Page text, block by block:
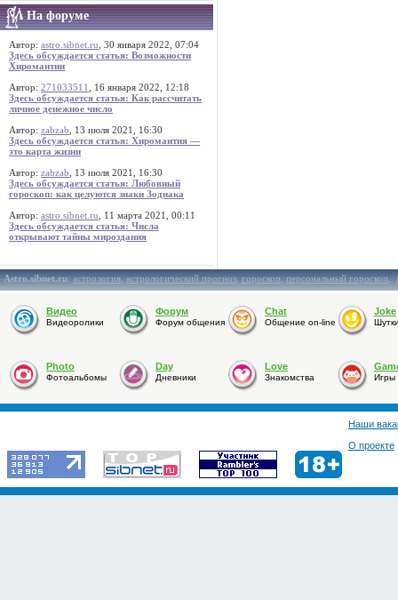
На форуме
Автор: astro.sibnet.ru , 30 января 2022, 07:04
Здесь обсуждается статья: Возможности
Хиромантии
Автор: 271033511
, 16 января 2022, 12:18
Здесь обсуждается статья: Как рассчитать
личное денежное число
Автор: zabzab , 13 июля 2021, 16:30
Здесь обсуждается статья: Хиромантия —
это карта жизни
Автор: zabzab , 13 июля 2021, 16:30
Здесь обсуждается статья: Любовный
гороскоп: как целуются знаки Зодиака
Автор: astro.sibnet.ru , 11 марта 2021, 00:11
Здесь обсуждается статья: Числа
открывают тайны мироздания
Astro.sibnet.ru:астрология,астрологический прогноз,гороскоп,персональный гороскоп,
Видео
Видеоролики
Форум
Форум общения
Chat
Общение on-line
Joke
Photo
Фотоальбомы
Day
Дневники
Love
Знакомства Игры
Наши
О проекте